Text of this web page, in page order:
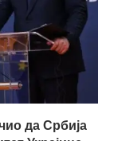
да Србија